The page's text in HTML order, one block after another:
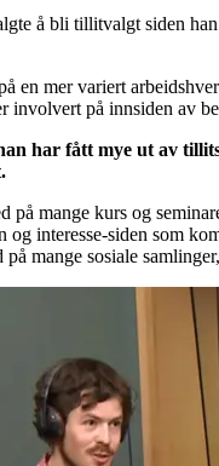
å bli tillitvalgt siden
en mer variert
involvert på innsiden av
har fått mye ut av
på mange kurs og
interesse-siden som
mange sosiale